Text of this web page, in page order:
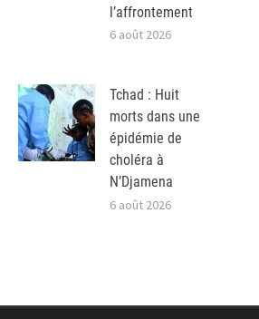
l’affrontement
6 août 2026
Tchad : Huit
morts dans une
épidémie de
choléra à
N’Djamena
6 août 2026